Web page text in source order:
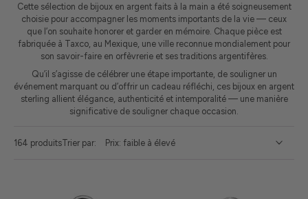
Cette sélection de bijoux en argent faits à la main a été soigneusement
choisie pour accompagner les moments importants de la vie — ceux
que l’on souhaite honorer et garder en mémoire. Chaque pièce est
fabriquée à Taxco, au Mexique, une ville reconnue mondialement pour
son savoir-faire en orfèvrerie et ses traditions argentifères.
Qu’il s’agisse de célébrer une étape importante, de souligner un
événement marquant ou d’offrir un cadeau réfléchi, ces bijoux en argent
sterling allient élégance, authenticité et intemporalité — une manière
significative de souligner chaque occasion.
164 produitsTrier par: